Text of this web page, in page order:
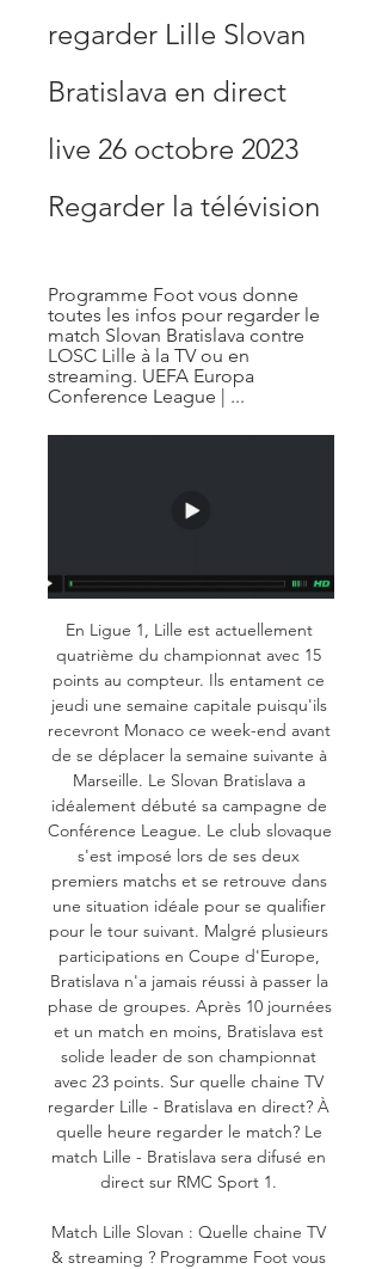
regarder Lille Slovan
Bratislava en direct
live 26 octobre 2023
Regarder la télévision
Programme Foot vous donne
toutes les infos pour regarder le
match Slovan Bratislava contre
LOSC Lille à la TV ou en
streaming. UEFA Europa
Conference League | ...
En Ligue 1, Lille est actuellement
quatrième du championnat avec 15
points au compteur. Ils entament ce
jeudi une semaine capitale puisqu'ils
recevront Monaco ce week-end avant
de se déplacer la semaine suivante à
Marseille. Le Slovan Bratislava a
idéalement débuté sa campagne de
Conférence League. Le club slovaque
s'est imposé lors de ses deux
premiers matchs et se retrouve dans
une situation idéale pour se qualifier
pour le tour suivant. Malgré plusieurs
participations en Coupe d'Europe,
Bratislava n'a jamais réussi à passer la
phase de groupes. Après 10 journées
et un match en moins, Bratislava est
solide leader de son championnat
avec 23 points. Sur quelle chaine TV
regarder Lille - Bratislava en direct? À
quelle heure regarder le match? Le
match Lille - Bratislava sera difusé en
direct sur RMC Sport 1.
Match Lille Slovan : Quelle chaine TV
& streaming ? Programme Foot vous